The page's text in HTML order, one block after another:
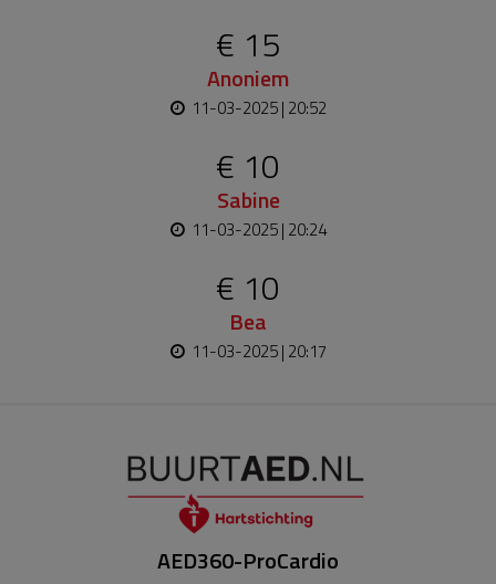
€ 15
Anoniem
11-03-2025 | 20:52
€ 10
Sabine
11-03-2025 | 20:24
€ 10
Bea
11-03-2025 | 20:17
AED360-ProCardio